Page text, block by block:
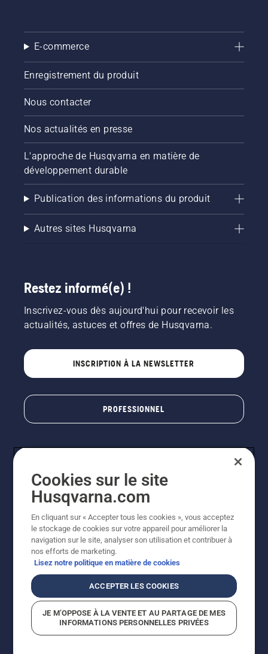
E-commerce
Enregistrement du produit
Nous contacter
Nos actualités en presse
L'approche de Husqvarna en matière de
développement durable
Publication des informations du produit
Autres sites Husqvarna
Restez informé(e) !
Inscrivez-vous dès aujourd'hui pour recevoir les
actualités, astuces et offres de Husqvarna.
INSCRIPTION À LA NEWSLETTER
PROFESSIONNEL
© Husqvarna AB (publ). Tous droits réservés. Les prix
indiqués sont des prix de vente conseillés. Photos non
contractuelles. Tous les prix indiqués sont des prix de
disponible pour un achat direct.
Mentions légalesPolitique relative aux cookies
Conditions d'utilisation Avis de confidentialité
Égalité hommes femmesSignalement de violations présumées
Cookies sur le site
Husqvarna.com
En cliquant sur « Accepter tous les cookies », vous acceptez
le stockage de cookies sur votre appareil pour améliorer la
navigation sur le site, analyser son utilisation et contribuer à
nos efforts de marketing.
Lisez notre politique en matière de cookies
ACCEPTER LES COOKIES
JE M’OPPOSE À LA VENTE ET AU PARTAGE DE MES
INFORMATIONS PERSONNELLES PRIVÉES